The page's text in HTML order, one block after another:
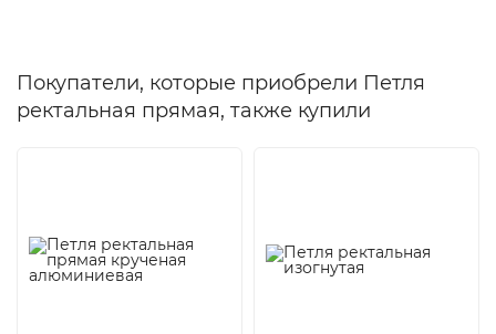
Покупатели, которые приобрели Петля
ректальная прямая, также купили